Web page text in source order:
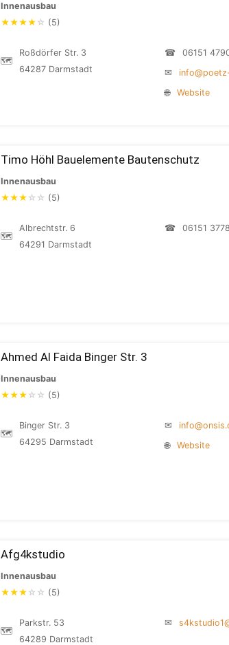
Innenausbau
★★★★ ☆ (5)
🗺
Roßdörfer Str. 3
64287 Darmstadt
☎
06151
✉
🌐
Website
Timo Höhl Bauelemente Bautenschutz
Innenausbau
★★★ ☆ ☆ (5)
🗺
Albrechtstr. 6
64291 Darmstadt
☎ 06151
Ahmed Al Faida Binger Str. 3
Innenausbau
★★★ ☆ ☆ (5)
🗺
Binger Str. 3
64295 Darmstadt
✉
🌐
Website
Afg4kstudio
Innenausbau
★★★ ☆ ☆ (5)
🗺
Parkstr. 53
64289 Darmstadt
✉